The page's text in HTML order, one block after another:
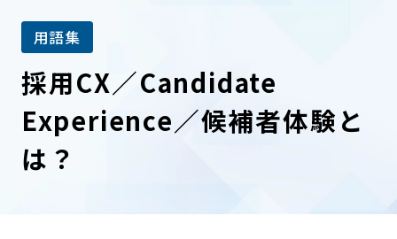
用語集
採用CX／Candidate
Experience／候補者体験と
は？